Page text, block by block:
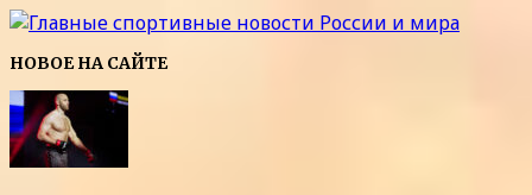
НОВОЕ НА САЙТЕ